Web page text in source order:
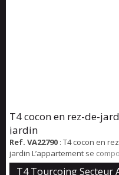
T4 cocon en rez-de-
jardin
Ref. VA22790 : T4 cocon en
jardin L’appartement se
comprend un salon avec
T4 Tourcoing Secteur